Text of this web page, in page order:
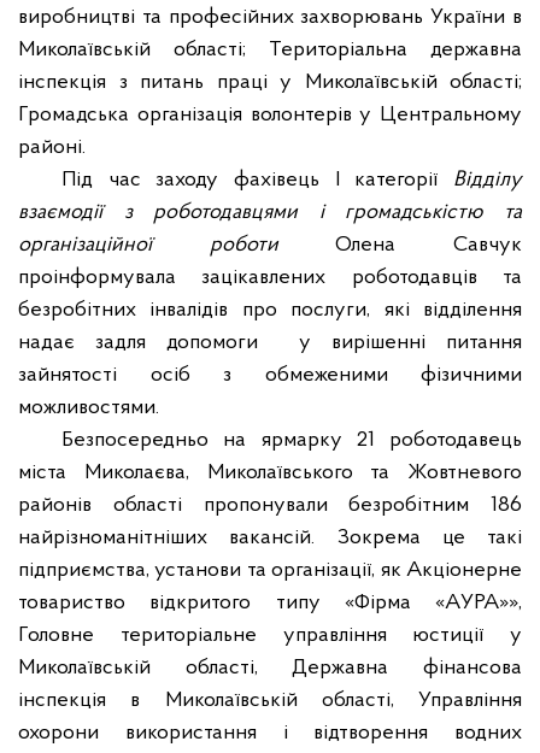
виробництві та професійних захворювань України в
Миколаївській області; Територіальна державна
інспекція з питань праці у Миколаївській області;
Громадська організація волонтерів у Центральному
районі.
Під час заходу фахівець І категорії Відділу
взаємодії з роботодавцями і громадськістю та
організаційної роботиОлена Савчук
проінформувала зацікавлених роботодавців та
безробітних інвалідів про послуги, які відділення
надає задля допомоги
у вирішенні питання
зайнятості осіб з обмеженими фізичними
можливостями.
Безпосередньо на ярмарку 21 роботодавець
міста Миколаєва, Миколаївського та Жовтневого
районів області пропонували безробітним 186
найрізноманітніших вакансій. Зокрема це такі
підприємства, установи та організації, як Акціонерне
товариство відкритого типу «Фірма «АУРА»»,
Головне територіальне управління юстиції у
Миколаївській області, Державна фінансова
інспекція в Миколаївській області, Управління
охорони використання і відтворення водних